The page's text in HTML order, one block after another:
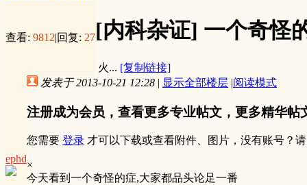
查看: 9812|回复: 27[内科杂证] 一个奇怪
火... [复制链接]
ephd
发表于 2013-10-21 12:28 | 显示全部楼层 |阅读模式
注册成为会员，查看更多专业帖文，更多精华帖
您需要 登录 才可以下载或查看附件、图片，没有账号？
×
今天看到一个奇怪的症,大家都品头论足一番